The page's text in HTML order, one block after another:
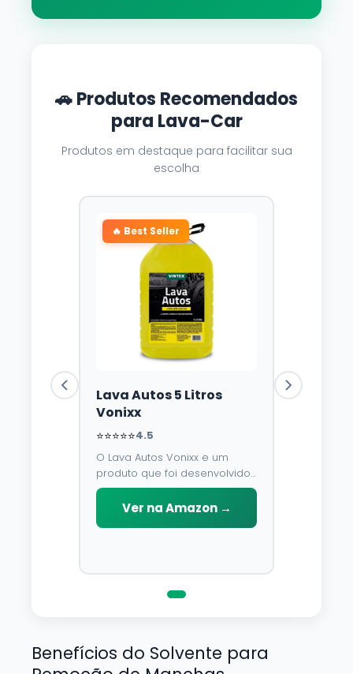
🚗 Produtos Recomendados
para Lava-Car
Produtos em destaque para facilitar sua
escolha
🔥 Best Seller
Lava Autos 5 Litros
Vonixx
⭐⭐⭐⭐⭐4.5
O Lava Autos Vonixx e um
produto que foi desenvolvido
para limpar, proteger e
conservar a lataria do veiculo.
Por possuir pH neutro, pode
Ver na Amazon →
Benefícios do Solvente para